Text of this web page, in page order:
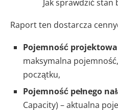
Jak sprawdzić
Raport ten dostarcza
Pojemność projektowa
maksymalna
początku,
Pojemność pełnego
Capacity) – aktualna